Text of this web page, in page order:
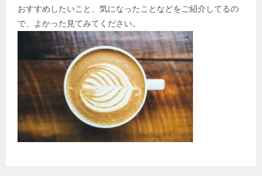
おすすめしたいこと、気になったことなどをご紹介してるの
で、よかった見てみてください。